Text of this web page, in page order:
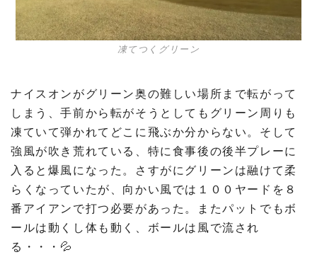
凍てつくグリーン
ナイスオンがグリーン奥の難しい場所まで転がって
しまう、手前から転がそうとしてもグリーン周りも
凍ていて弾かれてどこに飛ぶか分からない。そして
強風が吹き荒れている、特に食事後の後半プレーに
入ると爆風になった。さすがにグリーンは融けて柔
らくなっていたが、向かい風では１００ヤードを８
番アイアンで打つ必要があった。またパットでもボ
ールは動くし体も動く、ボールは風で流され
る・・・💦